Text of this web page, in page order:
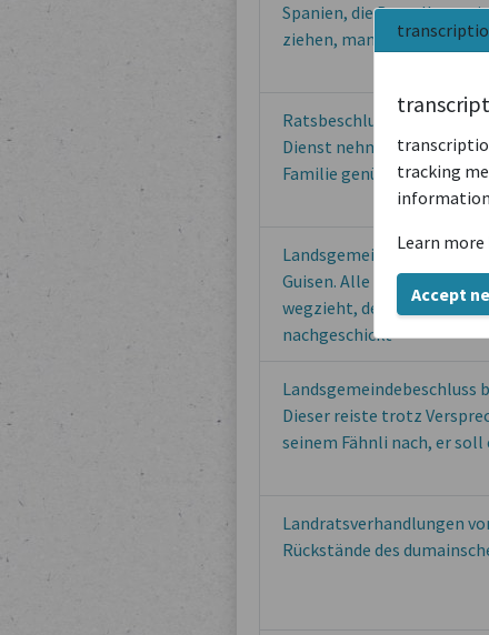
tracking
Learn
Accept
Spanien, die Bestallung
ziehen, man solle aber für
Ratsbeschluss betreffend
Dienst nehmen und wenn
Familie genügend
Landsgemeindebeschluss
Guisen. Alle dürfen ziehen,
wegzieht, der Frau und
nachgeschickt
Landsgemeindebeschluss
Dieser reiste trotz
seinem Fähnli nach, er
Landratsverhandlungen
Rückstände des